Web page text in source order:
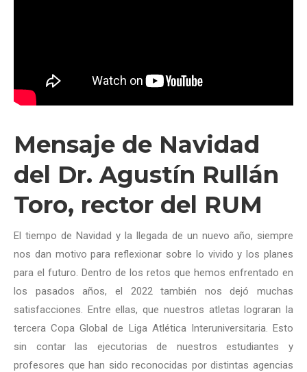
Mensaje de Navidad
del Dr. Agustín Rullán
Toro, rector del RUM
El tiempo de Navidad y la llegada de un nuevo año, siempre
nos dan motivo para reflexionar sobre lo vivido y los planes
para el futuro. Dentro de los retos que hemos enfrentado en
los pasados años, el 2022 también nos dejó muchas
satisfacciones. Entre ellas, que nuestros atletas lograran la
tercera Copa Global de Liga Atlética Interuniversitaria. Esto
sin contar las ejecutorias de nuestros estudiantes y
profesores que han sido reconocidas por distintas agencias